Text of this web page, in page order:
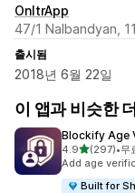
OnltrApp
47/1 Nalbandyan,
출시됨
2018년 6월 22일
이 앱과 비슷한
Blockify Age
4.9별 5개 중
(297)
총 리뷰 297개
•무
Add age
Built for